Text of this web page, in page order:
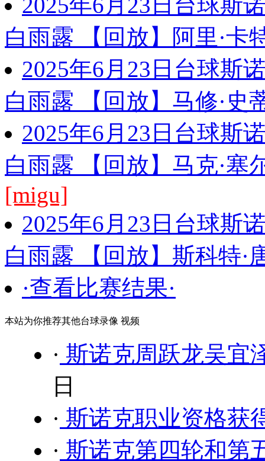
白雨露 【回放】阿里·卡
2025年6月23日台球斯
白雨露 【回放】马修·史
2025年6月23日台球斯
白雨露 【回放】马克·塞
[migu]
2025年6月23日台球斯
白雨露 【回放】斯科特·
·查看比赛结果·
本站为你推荐其他台球录像 视频
· 斯诺克周跃龙吴宜
日
· 斯诺克职业资格
· 斯诺克第四轮和